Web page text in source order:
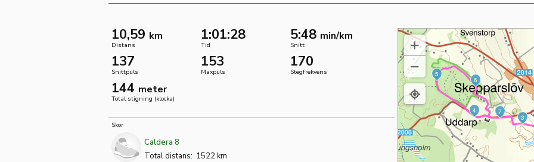
10,59 km
Distans
1:01:28
Tid
5:48 min/km
Snitt
137
Snittpuls
153
Maxpuls
170
Stegfrekvens
144 meter
Total stigning (klocka)
Skor
Caldera 8
Total distans: 1522 km
4
6
3
5
7